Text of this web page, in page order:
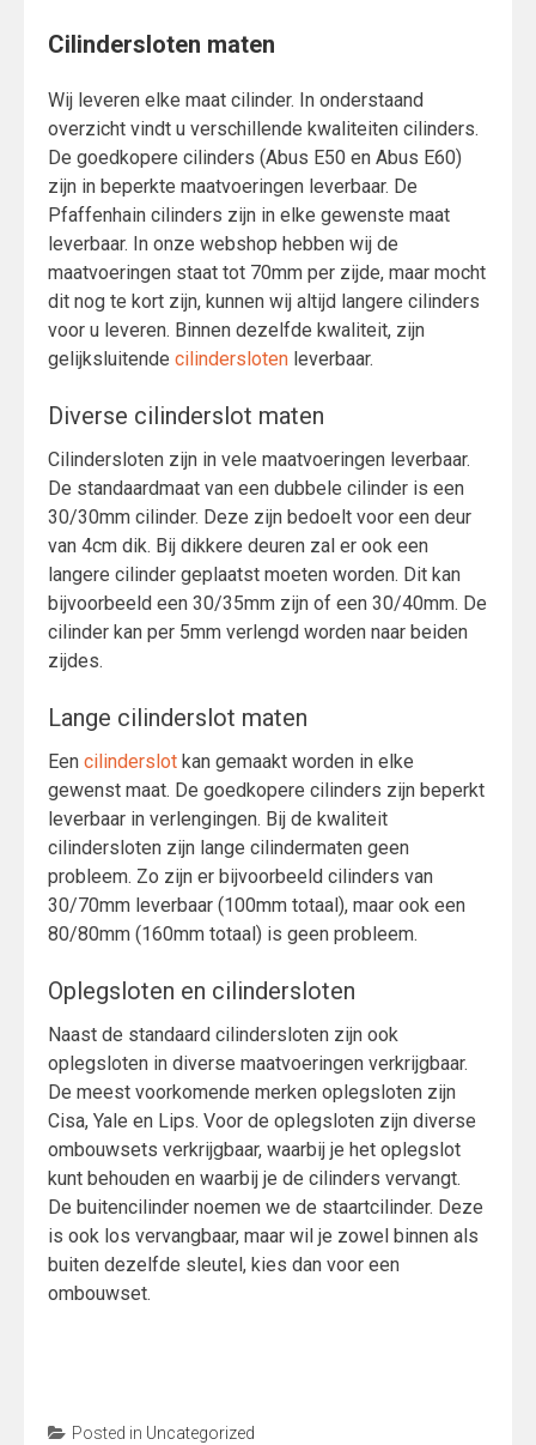
Cilindersloten maten
Wij leveren elke maat cilinder. In onderstaand
overzicht vindt u verschillende kwaliteiten cilinders.
De goedkopere cilinders (Abus E50 en Abus E60)
zijn in beperkte maatvoeringen leverbaar. De
Pfaffenhain cilinders zijn in elke gewenste maat
leverbaar. In onze webshop hebben wij de
maatvoeringen staat tot 70mm per zijde, maar mocht
dit nog te kort zijn, kunnen wij altijd langere cilinders
voor u leveren. Binnen dezelfde kwaliteit, zijn
gelijksluitende cilindersloten leverbaar.
Diverse cilinderslot maten
Cilindersloten zijn in vele maatvoeringen leverbaar.
De standaardmaat van een dubbele cilinder is een
30/30mm cilinder. Deze zijn bedoelt voor een deur
van 4cm dik. Bij dikkere deuren zal er ook een
langere cilinder geplaatst moeten worden. Dit kan
bijvoorbeeld een 30/35mm zijn of een 30/40mm. De
cilinder kan per 5mm verlengd worden naar beiden
zijdes.
Lange cilinderslot maten
Een cilinderslot kan gemaakt worden in elke
gewenst maat. De goedkopere cilinders zijn beperkt
leverbaar in verlengingen. Bij de kwaliteit
cilindersloten zijn lange cilindermaten geen
probleem. Zo zijn er bijvoorbeeld cilinders van
30/70mm leverbaar (100mm totaal), maar ook een
80/80mm (160mm totaal) is geen probleem.
Oplegsloten en cilindersloten
Naast de standaard cilindersloten zijn ook
oplegsloten in diverse maatvoeringen verkrijgbaar.
De meest voorkomende merken oplegsloten zijn
Cisa, Yale en Lips. Voor de oplegsloten zijn diverse
ombouwsets verkrijgbaar, waarbij je het oplegslot
kunt behouden en waarbij je de cilinders vervangt.
De buitencilinder noemen we de staartcilinder. Deze
is ook los vervangbaar, maar wil je zowel binnen als
buiten dezelfde sleutel, kies dan voor een
ombouwset.
Posted in Uncategorized